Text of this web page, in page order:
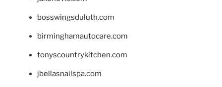
bosswingsduluth.com
birminghamautocare.com
tonyscountrykitchen.com
jbellasnailspa.com